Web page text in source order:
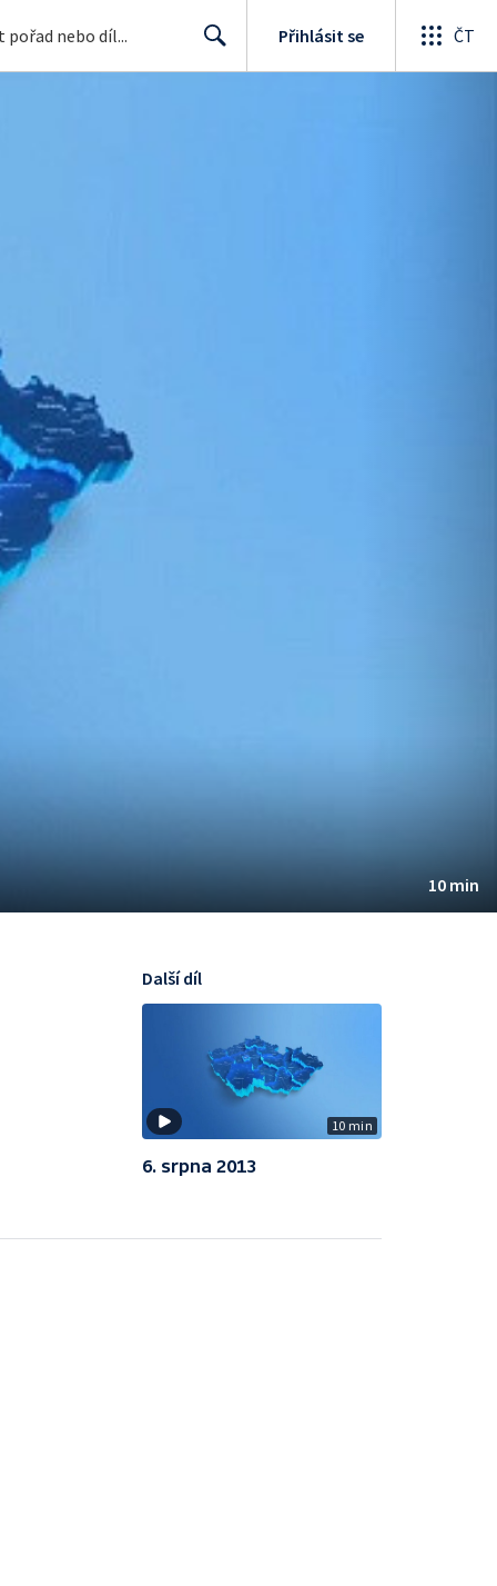
Přihlásit se ČT
10 min
10 min
Další díl
6. srpna 2013